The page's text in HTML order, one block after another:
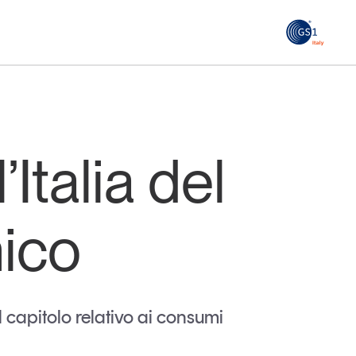
GS1
Iscriviti
del
capitolo relativo ai consumi